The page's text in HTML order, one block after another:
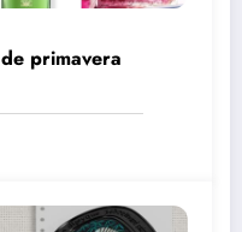
primavera